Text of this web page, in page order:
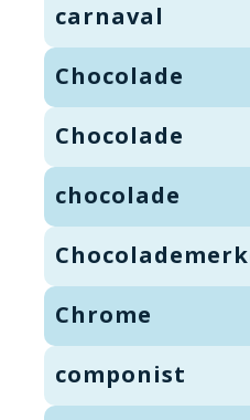
carnaval
Chocolade
Chocolade
chocolade
Chrome
componist